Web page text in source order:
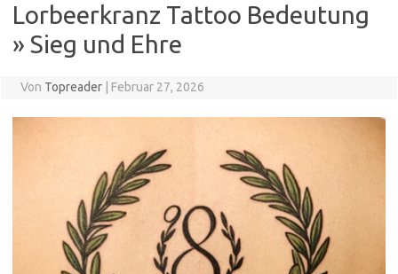
Lorbeerkranz Tattoo Bedeutung
» Sieg und Ehre
Von Topreader Februar 27, 2026